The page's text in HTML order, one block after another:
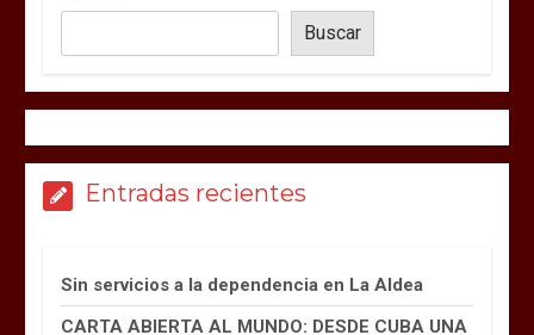
Buscar
Entradas recientes
Sin servicios a la dependencia en La Aldea
CARTA ABIERTA AL MUNDO: DESDE CUBA UNA